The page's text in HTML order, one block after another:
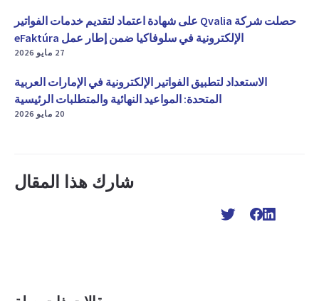
حصلت شركة Qvalia على شهادة اعتماد لتقديم خدمات الفواتير
الإلكترونية في سلوفاكيا ضمن إطار عمل eFaktúra
27 مايو 2026
الاستعداد لتطبيق الفواتير الإلكترونية في الإمارات العربية
المتحدة: المواعيد النهائية والمتطلبات الرئيسية
20 مايو 2026
شارك هذا المقال